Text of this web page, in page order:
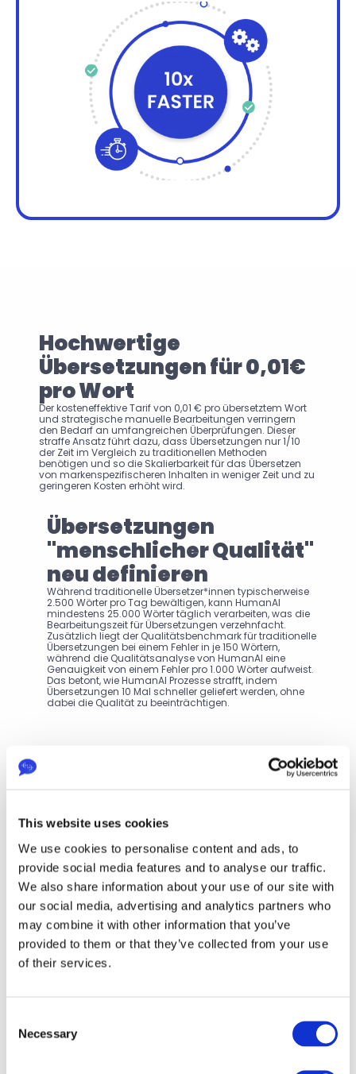
This website uses cookies
We use cookies to personalise content and ads, to
provide social media features and to analyse our traffic.
We also share information about your use of our site with
our social media, advertising and analytics partners who
may combine it with other information that you’ve
provided to them or that they’ve collected from your use
of their services.
Selection
Necessary
Hochwertige
Übersetzungen für 0,01€
pro Wort
Der kosteneffektive Tarif von 0,01 € pro übersetztem Wort
und strategische manuelle Bearbeitungen verringern
den Bedarf an umfangreichen Überprüfungen. Dieser
straffe Ansatz führt dazu, dass Übersetzungen nur 1/10
der Zeit im Vergleich zu traditionellen Methoden
benötigen und so die Skalierbarkeit für das Übersetzen
von markenspezifischeren Inhalten in weniger Zeit und zu
geringeren Kosten erhöht wird.
Übersetzungen
"menschlicher Qualität"
neu definieren
Während traditionelle Übersetzer*innen typischerweise
2.500 Wörter pro Tag bewältigen, kann HumanAI
mindestens 25.000 Wörter täglich verarbeiten, was die
Bearbeitungszeit für Übersetzungen verzehnfacht.
Zusätzlich liegt der Qualitätsbenchmark für traditionelle
Übersetzungen bei einem Fehler in je 150 Wörtern,
während die Qualitätsanalyse von HumanAI eine
Genauigkeit von einem Fehler pro 1.000 Wörter aufweist.
Das betont, wie HumanAI Prozesse strafft, indem
Übersetzungen 10 Mal schneller geliefert werden, ohne
dabei die Qualität zu beeinträchtigen.
Die wichstigsten Vorteile
von HumanAI
Markengerechte Inhalte in
jeder Sprache
Senkt Übersetzungskosten